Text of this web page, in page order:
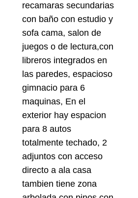
recamaras secundarias
con baño con estudio y
sofa cama, salon de
juegos o de lectura,con
libreros integrados en
las paredes, espacioso
gimnacio para 6
maquinas, En el
exterior hay espacion
para 8 autos
totalmente techado, 2
adjuntos con acceso
directo a ala casa
tambien tiene zona